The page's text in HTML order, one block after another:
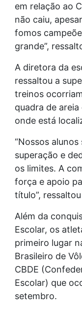
em relação ao
não caiu,
fomos
grande”,
A diretora da
ressaltou a
treinos
quadra de
onde está
“Nossos
superação e
os limites. A
força e apoio
título”,
Além da
Escolar, os
primeiro lugar
Brasileiro de
CBDE
Escolar) que
setembro.